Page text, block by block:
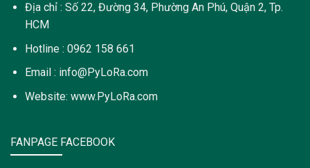
Địa chỉ : Số 22, Đường 34, Phường An Phú, Quận 2, Tp.
HCM
Hotline : 0962 158 661
Email : info@PyLoRa.com
Website: www.PyLoRa.com
FANPAGE FACEBOOK